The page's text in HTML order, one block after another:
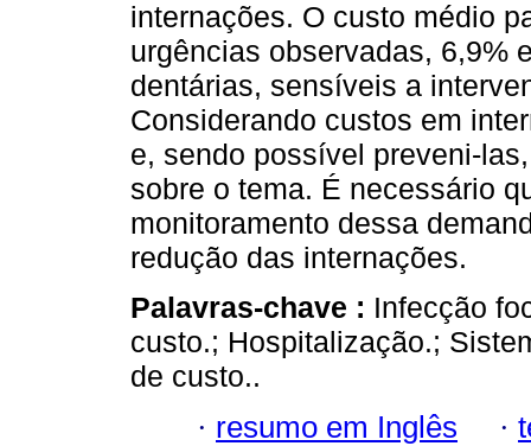
internações. O custo médio
urgências observadas, 6,9%
dentárias, sensíveis a
Considerando custos em
e, sendo possível preveni-
sobre o tema. É necessário
monitoramento dessa
redução das internações.
Palavras-chave : Infecção
custo.; Hospitalização.;
de custo..
· resumo em Inglês ·